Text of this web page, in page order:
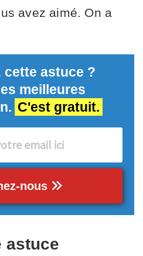
avez aimé. On a
cette astuce ?
meilleures
C'est gratuit.
nous
astuce